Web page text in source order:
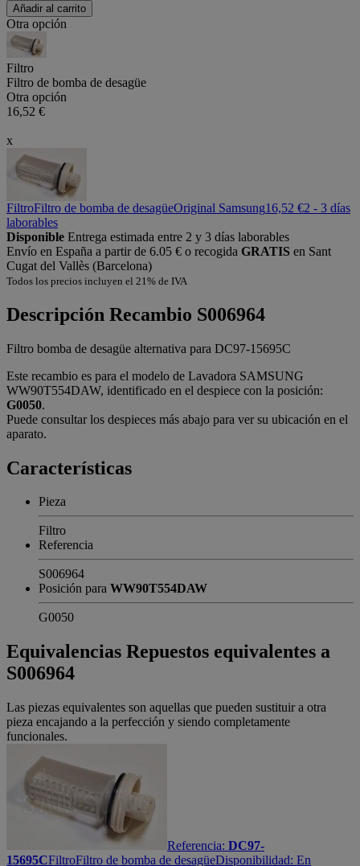
Añadir al carrito
Otra opción
Filtro
Filtro de bomba de desagüe
Otra opción
16,52 €
x
FiltroFiltro de bomba de desagüeOriginal Samsung16,52 €2 - 3 días
laborables
Disponible Entrega estimada entre 2 y 3 días laborables
Envío en España a partir de 6.05 € o recogida GRATIS en Sant
Cugat del Vallès (Barcelona)
Todos los precios incluyen el 21% de IVA
Descripción Recambio S006964
Filtro bomba de desagüe alternativa para DC97-15695C
Este recambio es para el modelo de Lavadora SAMSUNG
WW90T554DAW, identificado en el despiece con la posición:
G0050.
Puede consultar los despieces más abajo para ver su ubicación en el
aparato.
Características
Pieza
Filtro
Referencia
S006964
Posición para WW90T554DAW
G0050
Equivalencias Repuestos equivalentes a
S006964
Las piezas equivalentes son aquellas que pueden sustituir a otra
pieza encajando a la perfección y siendo completamente
funcionales.
Referencia: DC97-
15695CFiltroFiltro de bomba de desagüeDisponibilidad: En